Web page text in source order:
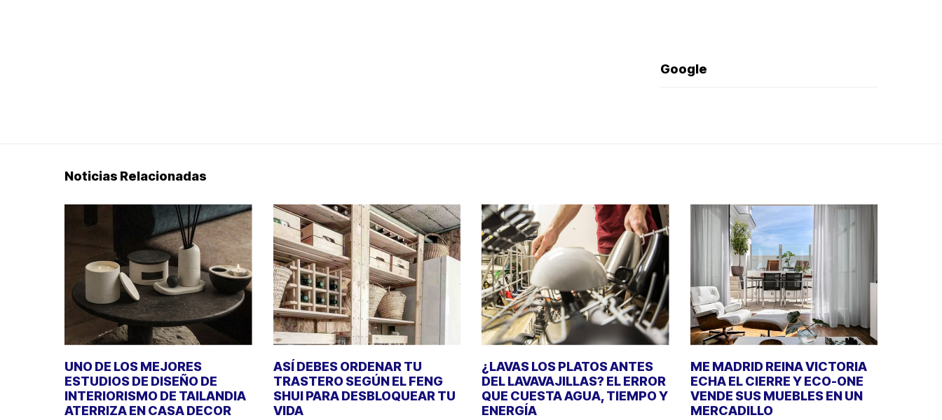
Google
Noticias Relacionadas
UNO DE LOS MEJORES
ESTUDIOS DE DISEÑO DE
INTERIORISMO DE TAILANDIA
ATERRIZA EN CASA DECOR
ASÍ DEBES ORDENAR TU
TRASTERO SEGÚN EL FENG
SHUI PARA DESBLOQUEAR TU
VIDA
¿LAVAS LOS PLATOS ANTES
DEL LAVAVAJILLAS? EL ERROR
QUE CUESTA AGUA, TIEMPO Y
ENERGÍA
ME MADRID REINA VICTORIA
ECHA EL CIERRE Y ECO-ONE
VENDE SUS MUEBLES EN UN
MERCADILLO